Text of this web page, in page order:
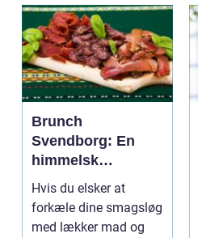
Brunch
Svendborg: En
himmelsk
oplevelse i hjertet
af Danmark
Hvis du elsker at
forkæle dine smagsløg
med lækker mad og